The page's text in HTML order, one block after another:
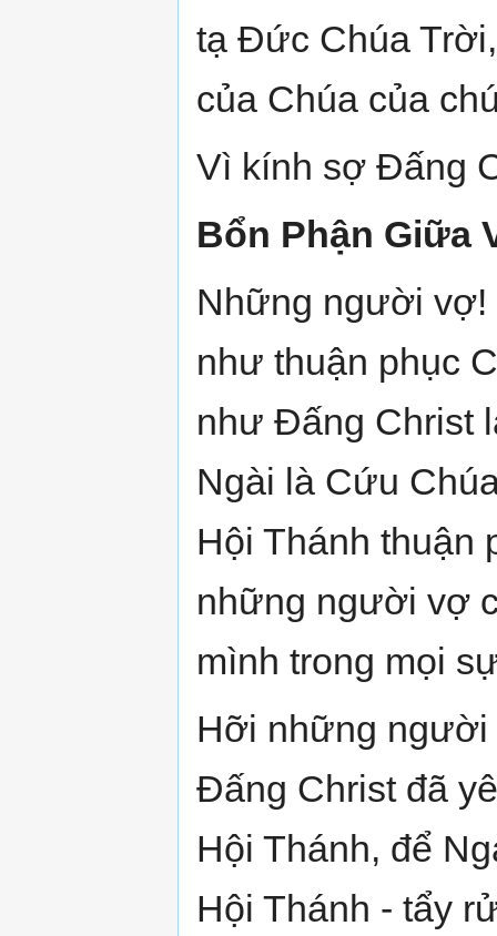
tạ Đức Chúa
của Chúa của
Vì kính sợ Đấng
Bổn Phận Giữa
Những người vợ!
như thuận phục
như Đấng Christ
Ngài là Cứu
Hội Thánh thuận
những người vợ
mình trong mọi
Hỡi những người
Đấng Christ đã
Hội Thánh, để
Hội Thánh - tẩy